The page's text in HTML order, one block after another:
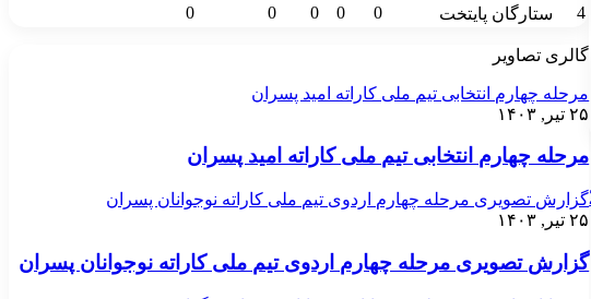
4
ستارگان پایتخت 0
0
0
0
0
گالری تصاویر
مرحله چهارم انتخابی تیم ملی کاراته امید پسران
۲۵ تیر, ۱۴۰۳
مرحله چهارم انتخابی تیم ملی کاراته امید پسران
گزارش تصویری مرحله چهارم اردوی تیم ملی کاراته نوجوانان پسران
۲۵ تیر, ۱۴۰۳
گزارش تصویری مرحله چهارم اردوی تیم ملی کاراته نوجوانان پسران